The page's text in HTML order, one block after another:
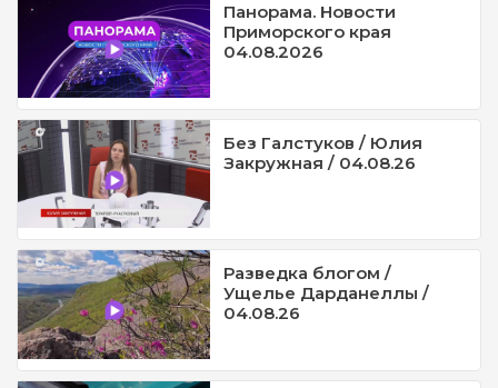
Панорама. Новости
Приморского края
04.08.2026
Без Галстуков / Юлия
Закружная / 04.08.26
Разведка блогом /
Ущелье Дарданеллы /
04.08.26